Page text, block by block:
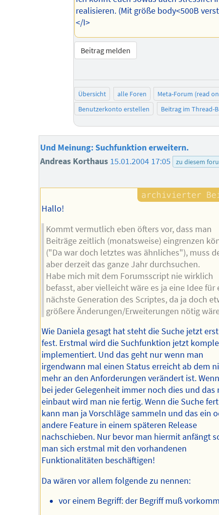
realisieren. (Mit größe body<500B
</I>
Beitrag melden
Übersicht alle Foren
Meta-Forum (read
Benutzerkonto erstellen
Beitrag im Thread-
Und Meinung: Suchfunktion erweitern.
Andreas Korthaus 15.01.2004 17:05 zu diesem
Hallo!
Kommt vermutlich eben öfters vor, dass man
Beiträge zeitlich (monatsweise) eingrenzen
("Da war doch letztes was ähnliches"), muss
aber derzeit das ganze Jahr durchsuchen.
Habe mich mit dem Forumsscript nie wirklich
befasst, aber vielleicht wäre es ja eine Idee für
nächste Generation des Scriptes, da ja doch
größere Änderungen/Erweiterungen nötig
Wie Daniela gesagt hat steht die Suche jetzt
fest. Erstmal wird die Suchfunktion jetzt
implementiert. Und das geht nur wenn man
irgendwann mal einen Status erreicht ab dem
mehr an den Anforderungen verändert ist.
bei jeder Gelegenheit immer noch dies und das
einbaut wird man nie fertig. Wenn die Suche
kann man ja Vorschläge sammeln und das ein
andere Feature in einem späteren Release
nachschieben. Nur bevor man hiermit anfängt
man sich erstmal mit den vorhandenen
Funktionalitäten beschäftigen!
Da wären vor allem folgende zu nennen:
vor einem Begriff: der Begriff muß